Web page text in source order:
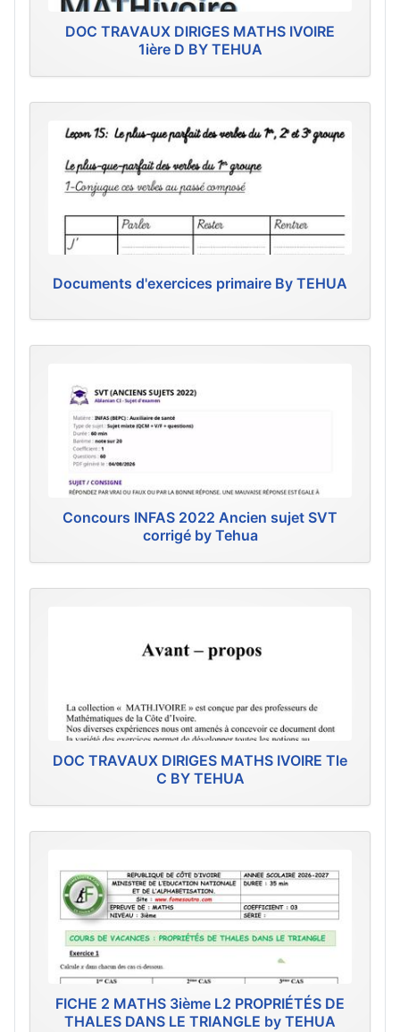
DOC TRAVAUX DIRIGES MATHS IVOIRE
1ière D BY TEHUA
Documents d'exercices primaire By TEHUA
Concours INFAS 2022 Ancien sujet SVT
corrigé by Tehua
DOC TRAVAUX DIRIGES MATHS IVOIRE Tle
C BY TEHUA
FICHE 2 MATHS 3ième L2 PROPRIÉTÉS DE
THALES DANS LE TRIANGLE by TEHUA